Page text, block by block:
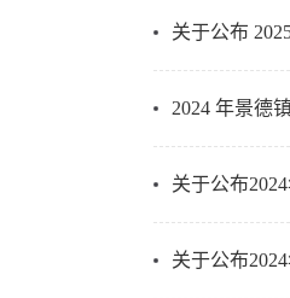
关于公布
2024 年景德
关于公布
关于公布